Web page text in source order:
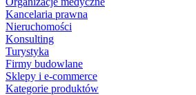
Kancelaria prawna
Nieruchomości
Konsulting
Turystyka
Firmy budowlane
Sklepy i e-commerce
Kategorie produktów